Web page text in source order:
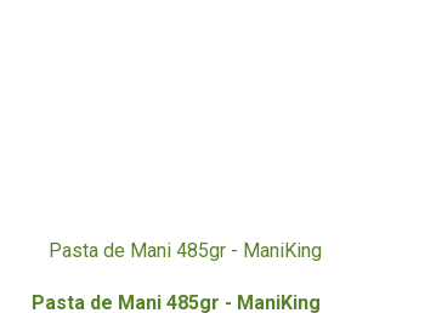
Pasta de Mani 485gr - ManiKing